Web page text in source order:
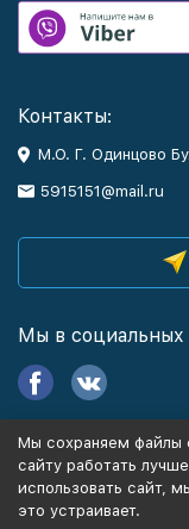
Контакты:
М.О. Г. Одинцово
5915151@mail.ru
Мы в социальных
Информация
Мы сохраняем файлы
сайту работать
использовать сайт,
это устраивает.